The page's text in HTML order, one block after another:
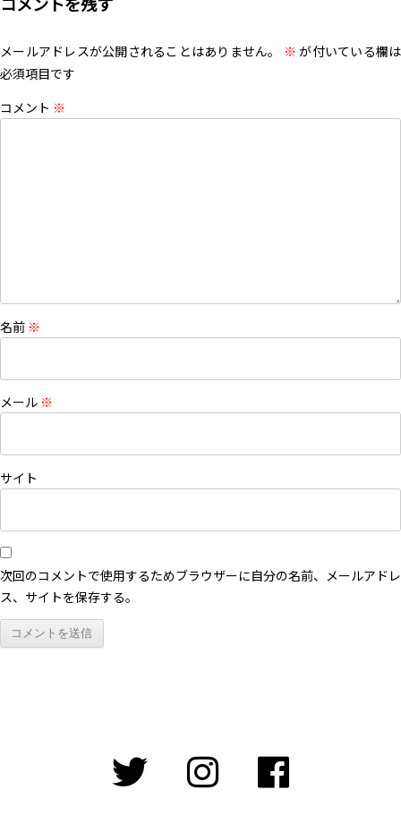
メールアドレスが公開されることはありません。 ※ が付いている欄は
必須項目です
コメント ※
名前 ※
メール ※
サイト
次回のコメントで使用するためブラウザーに自分の名前、メールアドレ
ス、サイトを保存する。